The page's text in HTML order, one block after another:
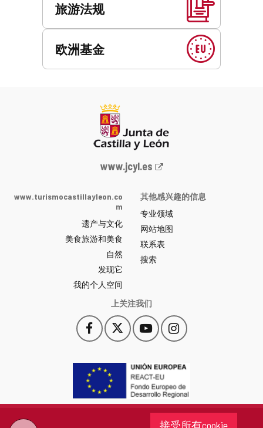
接受所有cookie
旅游法规
欧洲基金
Junta
León
网
站
门
户
-
www.jcyl.es
www.turismocastillayleon.co
m
遗产与文化
美食旅游和美食
自然
发现它
我的个人空间
其他感兴趣的信息
专业领域
网站地图
联系表
搜索
上关注我们
Facebook
此
链
会
打
开
一
此
链
一
YouTube
此
链
会
打
开
一
个
Instagram
此
链
会
开
一
个